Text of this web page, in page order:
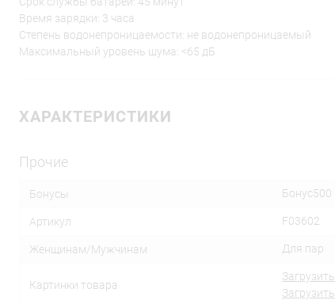
Время зарядки: 3 часа
Степень водонепроницаемости: не водонепроницаемый
Максимальный уровень шума: <65 дБ
ХАРАКТЕРИСТИКИ
Прочие
Бонусы Бонус500
Артикул F03602
Женщинам/Мужчинам Для пар
Картинки товара
Загрузить
Загрузить